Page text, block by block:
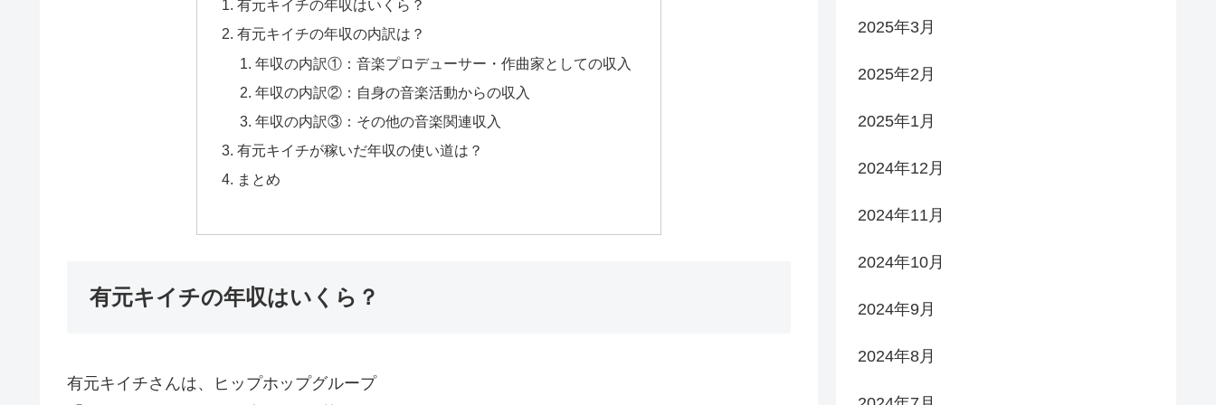
有元キイチの年収はいくら？
有元キイチの年収の内訳は？
年収の内訳①：音楽プロデューサー・作曲家としての収入
年収の内訳②：自身の音楽活動からの収入
年収の内訳③：その他の音楽関連収入
有元キイチが稼いだ年収の使い道は？
まとめ
有元キイチの年収はいくら？
有元キイチさんは、ヒップホップグループ
2025年3月
2025年2月
2025年1月
2024年12月
2024年11月
2024年10月
2024年9月
2024年8月